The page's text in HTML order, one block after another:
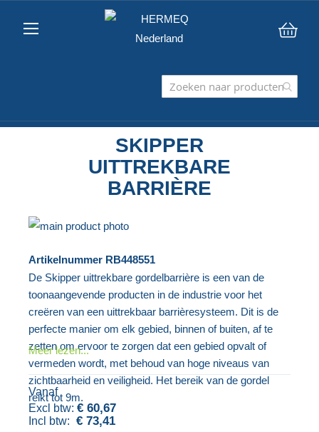
SKIPPER
UITTREKBARE
BARRIÈRE
Ga
het
einde
van
afbeeldingen-
gallerij
naar
het
begin
afbeeldingen-
gallerij
Artikelnummer RB448551
De Skipper uittrekbare gordelbarrière is een van de
toonaangevende producten in de industrie voor het
creëren van een uittrekbaar barrièresysteem. Dit is de
perfecte manier om elk gebied, binnen of buiten, af te
zetten om ervoor te zorgen dat een gebied opvalt of
vermeden wordt, met behoud van hoge niveaus van
zichtbaarheid en veiligheid. Het bereik van de gordel
reikt tot 9m.
Meer lezen...
Vanaf
€ 60,67
€ 73,41